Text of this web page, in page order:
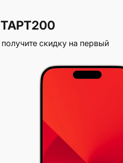
скидку на первый